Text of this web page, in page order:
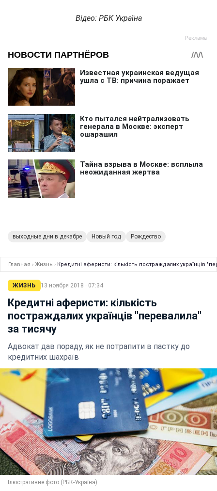
Відео: РБК Україна
выходные дни в декабре Новый год Рождество
Главная › Жизнь › Кредитні аферисти: кількість постраждалих українців
ЖИЗНЬ 13 ноября 2018 · 07:34
Кредитні аферисти: кількість
постраждалих українців "перевалила"
за тисячу
Адвокат дав пораду, як не потрапити в пастку до
кредитних шахраїв
Ілюстративне фото (РБК-Україна)